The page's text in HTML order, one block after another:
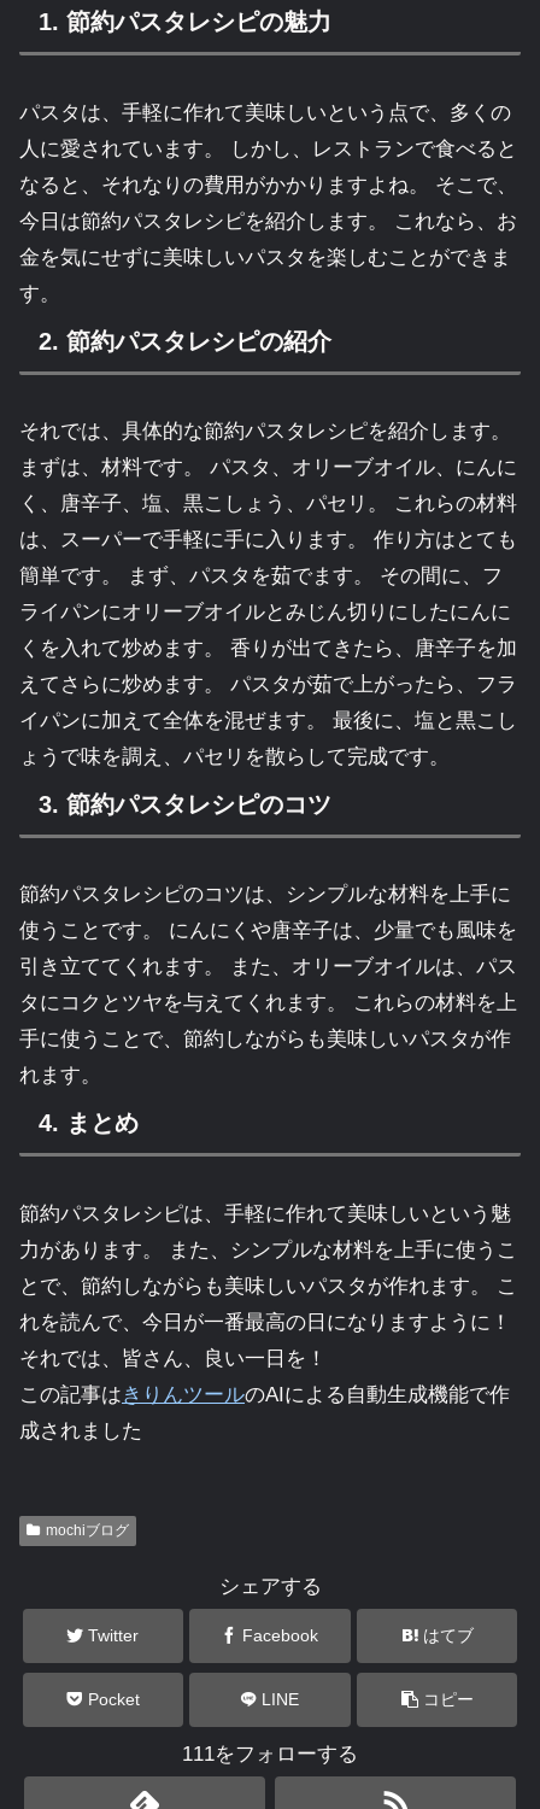
1. 節約パスタレシピの魅力
パスタは、手軽に作れて美味しいという点で、多くの
人に愛されています。 しかし、レストランで食べると
なると、それなりの費用がかかりますよね。 そこで、
今日は節約パスタレシピを紹介します。 これなら、お
金を気にせずに美味しいパスタを楽しむことができま
す。
2. 節約パスタレシピの紹介
それでは、具体的な節約パスタレシピを紹介します。
まずは、材料です。 パスタ、オリーブオイル、にんに
く、唐辛子、塩、黒こしょう、パセリ。 これらの材料
は、スーパーで手軽に手に入ります。 作り方はとても
簡単です。 まず、パスタを茹でます。 その間に、フ
ライパンにオリーブオイルとみじん切りにしたにんに
くを入れて炒めます。 香りが出てきたら、唐辛子を加
えてさらに炒めます。 パスタが茹で上がったら、フラ
イパンに加えて全体を混ぜます。 最後に、塩と黒こし
ょうで味を調え、パセリを散らして完成です。
3. 節約パスタレシピのコツ
節約パスタレシピのコツは、シンプルな材料を上手に
使うことです。 にんにくや唐辛子は、少量でも風味を
引き立ててくれます。 また、オリーブオイルは、パス
タにコクとツヤを与えてくれます。 これらの材料を上
手に使うことで、節約しながらも美味しいパスタが作
れます。
4. まとめ
節約パスタレシピは、手軽に作れて美味しいという魅
力があります。 また、シンプルな材料を上手に使うこ
とで、節約しながらも美味しいパスタが作れます。 こ
れを読んで、今日が一番最高の日になりますように！
それでは、皆さん、良い一日を！
この記事はきりんツールのAIによる自動生成機能で作
成されました
mochiブログ
シェアする
Twitter Facebook はてブ
Pocket LINE コピー
111をフォローする